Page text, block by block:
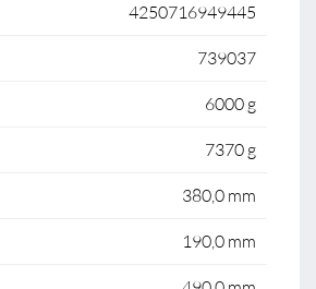
4250716949445
739037
6000 g
7370 g
380,0 mm
190,0 mm